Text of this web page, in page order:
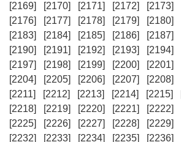
[2169]
[2170] [2171] [2172] [2173]
[2176]
[2177] [2178] [2179] [2180]
[2183]
[2184] [2185] [2186] [2187]
[2190]
[2191] [2192] [2193] [2194]
[2197]
[2198] [2199] [2200] [2201]
[2204]
[2205] [2206] [2207] [2208]
[2211]
[2212] [2213] [2214] [2215]
[2218]
[2219] [2220] [2221] [2222]
[2225]
[2226] [2227] [2228] [2229]
[2232]
[2233] [2234] [2235] [2236]